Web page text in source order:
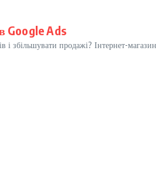
Google Ads
і збільшувати продажі? Інтернет-